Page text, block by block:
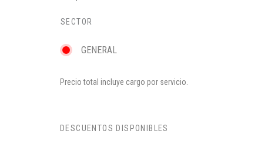
SECTOR
GENERAL
Precio total incluye cargo por servicio.
DESCUENTOS DISPONIBLES